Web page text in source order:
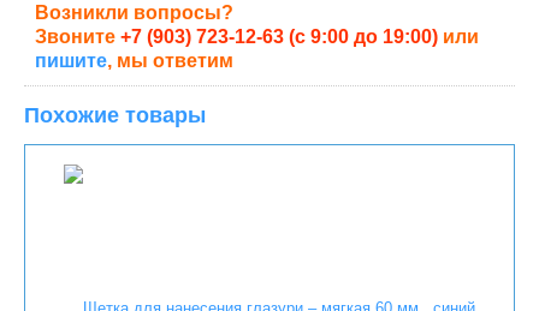
Возникли вопросы?
Звоните +7 (903) 723-12-63 (с 9:00 до 19:00) или
пишите, мы ответим
Похожие товары